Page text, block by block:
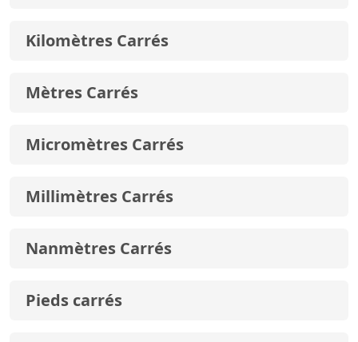
Kilomètres Carrés
Mètres Carrés
Micromètres Carrés
Millimètres Carrés
Nanmètres Carrés
Pieds carrés